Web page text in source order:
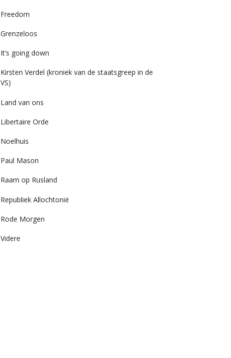
Freedom
Grenzeloos
It’s going down
Kirsten Verdel (kroniek van de staatsgreep in de
VS)
Land van ons
Libertaire Orde
Noelhuis
Paul Mason
Raam op Rusland
Republiek Allochtonië
Rode Morgen
Videre